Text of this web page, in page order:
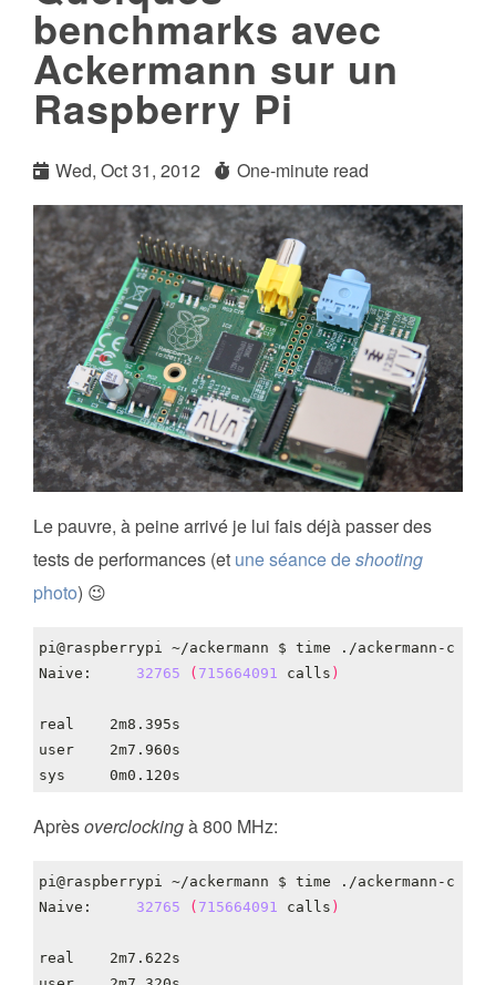
benchmarks avec
Ackermann sur un
Raspberry Pi
Wed, Oct 31, 2012 One-minute read
Le pauvre, à peine arrivé je lui fais déjà passer des
tests de performances (et une séance deshooting
photo) 😉
pi@raspberrypi ~/ackermann $ time ./ackermann-c
Naive: 32765 ( 715664091 calls )
Aprèsoverclockingà 800 MHz:
pi@raspberrypi ~/ackermann $ time ./ackermann-c
Naive: 32765 ( 715664091 calls )